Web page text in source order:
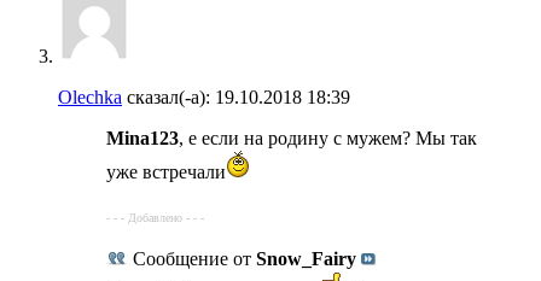
Olechka сказал(-а): 19.10.2018 18:39
Mina123, е если на родину с мужем? Мы так
уже встречали
- - - Добавлено - - -
Сообщение от Snow_Fairy